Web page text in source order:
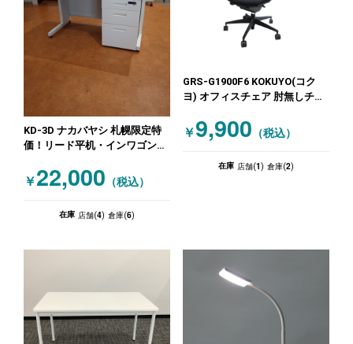
KD-3D ナカバヤシ 札幌限定特
価！リード平机・インワゴンセ
ト
￥22,000 （税込）
在庫 店舗(4) 倉庫(6)
GRS-G1900F6 KOKUYO(コク
ヨ) オフィスチェア 肘無しチェ
￥9,900 （税込）
在庫 店舗(1) 倉庫(2)